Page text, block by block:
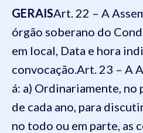
GERAISArt. 22 – A
órgão soberano do
em local, Data e hora
convocação.Art. 23 – A
á: a) Ordinariamente,
de cada ano, para
no todo ou em parte, as